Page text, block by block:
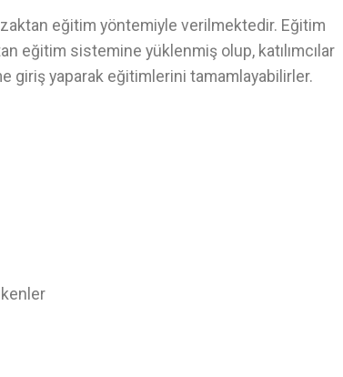
eğitim yöntemiyle verilmektedir. Eğitim
eğitim sistemine yüklenmiş olup, katılımcılar
yaparak eğitimlerini tamamlayabilirler.